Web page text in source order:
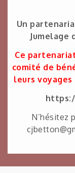
Un
Jumelage
Ce
comité de
leurs
N’hésitez